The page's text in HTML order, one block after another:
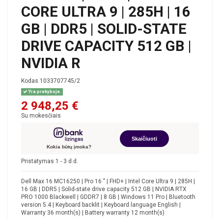
CORE ULTRA 9 | 285H | 16
GB | DDR5 | SOLID-STATE
DRIVE CAPACITY 512 GB |
NVIDIA R
Kodas 1033707745/2
Yra prekyboje.
2 948,25 €
Su mokesčiais
Kokia būtų įmoka?
Skaičiuoti
Pristatymas 1 - 3 d.d.
Dell Max 16 MC16250 | Pro 16 " | FHD+ | Intel Core Ultra 9 | 285H |
16 GB | DDR5 | Solid-state drive capacity 512 GB | NVIDIA RTX
PRO 1000 Blackwell | GDDR7 | 8 GB | Windows 11 Pro | Bluetooth
version 5.4 | Keyboard backlit | Keyboard language English |
Warranty 36 month(s) | Battery warranty 12 month(s)